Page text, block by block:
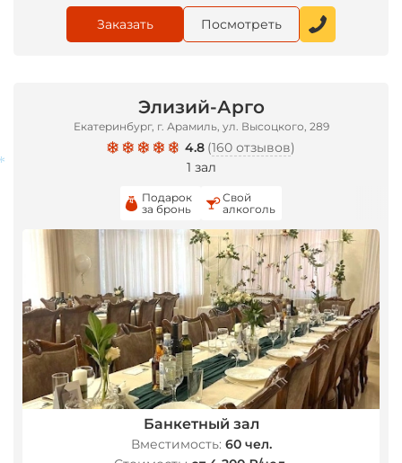
Заказать Посмотреть
Элизий-Арго
Екатеринбург, г. Арамиль, ул. Высоцкого, 289
4.8 (160 отзывов)
1 зал
Подарок
за бронь
Свой
алкоголь
Банкетный зал
Вместимость: 60 чел.